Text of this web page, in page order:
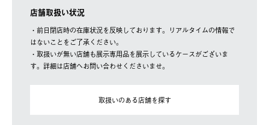
店舗取扱い状況
・前日閉店時の在庫状況を反映しております。リアルタイムの情報で
はないことをご了承ください。
・取扱いが無い店舗も展示専用品を展示しているケースがございま
す。詳細は店舗へお問い合わせくださいませ。
取扱いのある店舗を探す